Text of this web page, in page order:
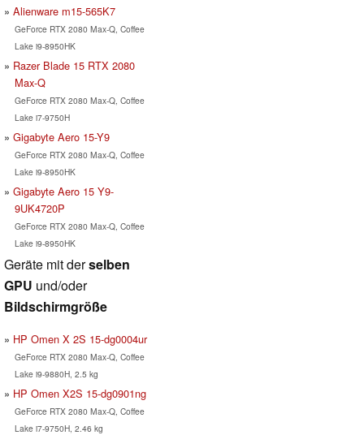
Alienware m15-565K7
GeForce RTX 2080 Max-Q, Coffee
Lake i9-8950HK
Razer Blade 15 RTX 2080
Max-Q
GeForce RTX 2080 Max-Q, Coffee
Lake i7-9750H
Gigabyte Aero 15-Y9
GeForce RTX 2080 Max-Q, Coffee
Lake i9-8950HK
Gigabyte Aero 15 Y9-
9UK4720P
GeForce RTX 2080 Max-Q, Coffee
Lake i9-8950HK
Geräte mit derselben
GPU und/oder
Bildschirmgröße
HP Omen X 2S 15-dg0004ur
GeForce RTX 2080 Max-Q, Coffee
Lake i9-9880H, 2.5 kg
HP Omen X2S 15-dg0901ng
GeForce RTX 2080 Max-Q, Coffee
Lake i7-9750H, 2.46 kg